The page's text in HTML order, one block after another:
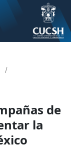
/
de
la